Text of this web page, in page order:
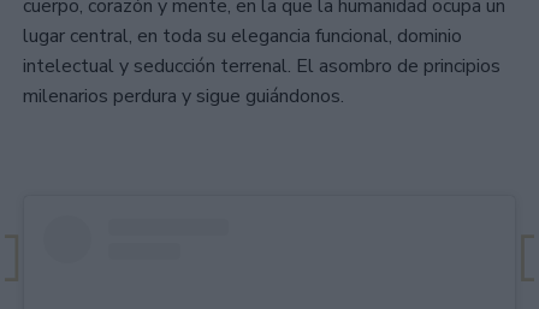
cuerpo, corazón y mente, en la que la humanidad ocupa un
lugar central, en toda su elegancia funcional, dominio
intelectual y seducción terrenal. El asombro de principios
milenarios perdura y sigue guiándonos.